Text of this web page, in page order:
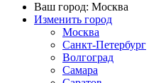
Ваш город: Москва
Изменить город
Москва
Санкт-Петербург
Волгоград
Самара